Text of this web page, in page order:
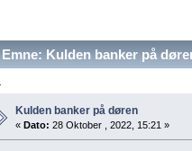
Emne: Kulden banker på
Kulden banker på døren
« Dato: 28 Oktober , 2022, 15:21 »